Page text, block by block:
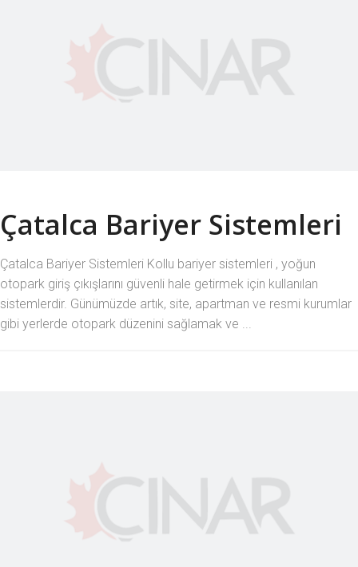
Çatalca Bariyer Sistemleri
Çatalca Bariyer Sistemleri Kollu bariyer sistemleri , yoğun
otopark giriş çıkışlarını güvenli hale getirmek için kullanılan
sistemlerdir. Günümüzde artık, site, apartman ve resmi kurumlar
gibi yerlerde otopark düzenini sağlamak ve ...